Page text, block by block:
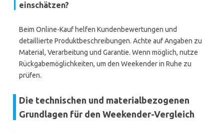
einschätzen?
Beim Online-Kauf helfen Kundenbewertungen und
detaillierte Produktbeschreibungen. Achte auf Angaben zu
Material, Verarbeitung und Garantie. Wenn möglich, nutze
Rückgabemöglichkeiten, um den Weekender in Ruhe zu
prüfen.
Die technischen und materialbezogenen
Grundlagen für den Weekender-Vergleich